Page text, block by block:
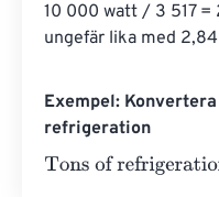
10 000 watt / 3 517 =
ungefär lika med
Exempel:
refrigeration
Tons of refrigeration=